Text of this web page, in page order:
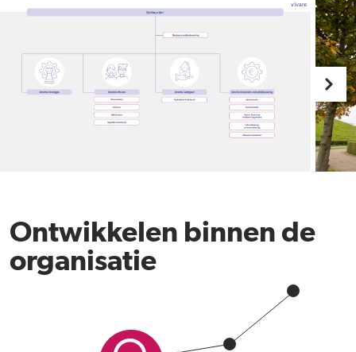
Ontwikkelen binnen de
organisatie